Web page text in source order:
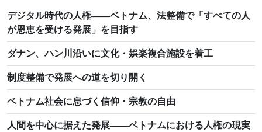
デジタル時代の人権――ベトナム、法整備で「すべての人
が恩恵を受ける発展」を目指す
ダナン、ハン川沿いに文化・娯楽複合施設を着工
制度整備で発展への道を切り開く
ベトナム社会に息づく信仰・宗教の自由
人間を中心に据えた発展――ベトナムにおける人権の現実